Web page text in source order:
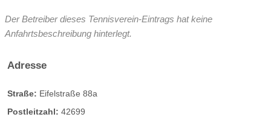
Der Betreiber dieses Tennisverein-Eintrags hat keine
Anfahrtsbeschreibung hinterlegt.
Adresse
Straße: Eifelstraße 88a
Postleitzahl: 42699